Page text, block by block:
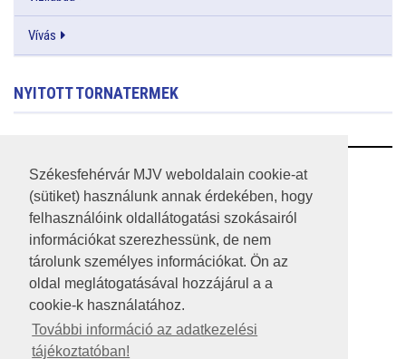
Székesfehérvár MJV weboldalain cookie-at
(sütiket) használunk annak érdekében, hogy
felhasználóink oldallátogatási szokásairól
információkat szerezhessünk, de nem
tárolunk személyes információkat. Ön az
oldal meglátogatásával hozzájárul a a
cookie-k használatához.
További információ az adatkezelési
tájékoztatóban!
Vívás
NYITOTT TORNATERMEK
RSS
A HONLAP 2017.03.31-I ÁLLAPOTA
JOGI NYILATKOZAT
IMPRESSZUM
KÖZÉRDEKŰ ADATOK